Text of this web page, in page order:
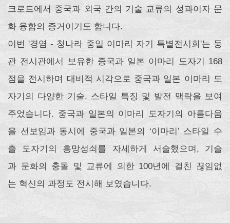
크로드에서 중국과 외국 간의 기술 교류의 성과이자 문
화 융합의 증거이기도 합니다.
이번 '경염 - 청나라 중일 이마리 자기 특별전시회'는 둥
관 전시관에서 보유한 중국과 일본 이마리 도자기 168
점을 전시하며 대비적 시각으로 중국과 일본 이마리 도
자기의 다양한 기술, 스타일 특징 및 발전 맥락을 보여
주었습니다. 중국과 일본의 이마리 도자기의 아름다움
을 선보임과 동시에 중국과 일본의 ‘이마리’ 스타일 수
출 도자기의 흥망성쇠를 자세하게 서술했으며, 기술
과 문화의 충돌 및 교류에 의한 100년에 걸친 끊임없
는 혁신의 과정도 전시해 보였습니다.